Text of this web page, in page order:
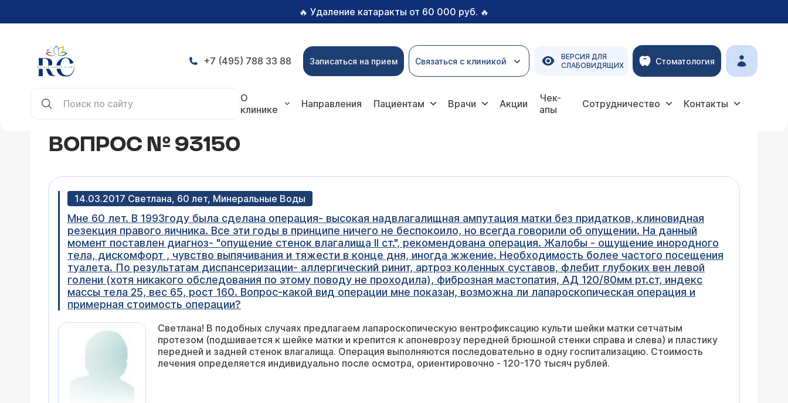
🔥 Удаление катаракты от 60 000 руб. 🔥
+7 (495) 788 33 88 Записаться на прием Связаться с клиникой
ВЕРСИЯ ДЛЯ
СЛАБОВИДЯЩИХ
Стоматология
О
клинике
Направления Пациентам Врачи Акции
Чек-
апы
Сотрудничество Контакты
ВОПРОС № 93150
14.03.2017 Светлана, 60 лет, Минеральные Воды
Мне 60 лет. В 1993году была сделана операция- высокая надвлагалищная ампутация матки без придатков, клиновидная
резекция правого яичника. Все эти годы в принципе ничего не беспокоило, но всегда говорили об опущении. На данный
момент поставлен диагноз- "опущение стенок влагалища II ст.", рекомендована операция. Жалобы - ощущение инородного
тела, дискомфорт , чувство выпячивания и тяжести в конце дня, иногда жжение. Необходимость более частого посещения
туалета. По результатам диспансеризации- аллергический ринит, артроз коленных суставов, флебит глубоких вен левой
голени (хотя никакого обследования по этому поводу не проходила), фиброзная мастопатия, АД 120/80мм рт.ст, индекс
массы тела 25, вес 65, рост 160. Вопрос-какой вид операции мне показан, возможна ли лапароскопическая операция и
примерная стоимость операции?
Светлана! В подобных случаях предлагаем лапароскопическую вентрофиксацию культи шейки матки сетчатым
протезом (подшивается к шейке матки и крепится к апоневрозу передней брюшной стенки справа и слева) и пластику
передней и задней стенок влагалища. Операция выполняются последовательно в одну госпитализацию. Стоимость
лечения определяется индивидуально после осмотра, ориентировочно - 120-170 тысяч рублей.